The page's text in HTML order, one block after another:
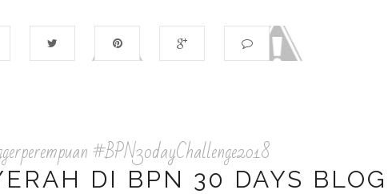
#BPN30dayChallenge2018
DI BPN 30 DAYS BLOG